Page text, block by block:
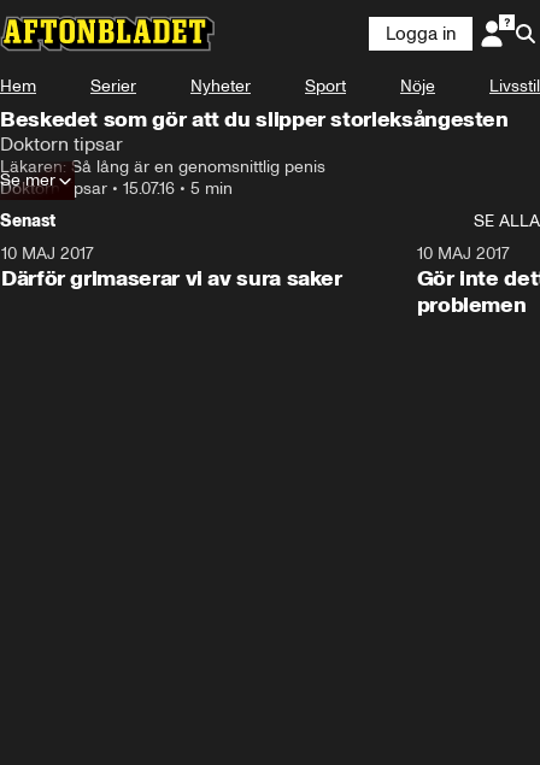
Logga in
Hem Serier Nyheter Sport Nöje Livsstil
Beskedet som gör att du slipper storleksångesten
Doktorn tipsar
Läkaren: Så lång är en genomsnittlig penis
Doktorn tipsar • 15.07.16 • 5 min
Se mer
Senast
SE ALLA
10 MAJ 2017
Därför grimaserar vi av sura saker
10 MAJ 2017
Gör inte
problemen